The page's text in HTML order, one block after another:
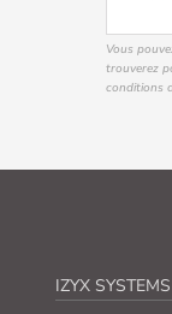
Vous
trouverez
conditions
IZYX